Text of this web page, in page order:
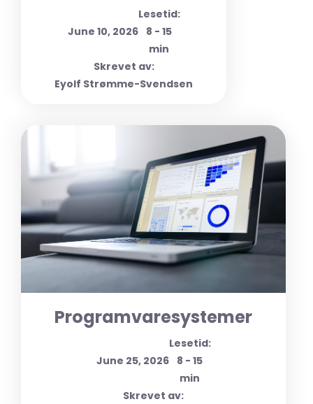
June 10, 2026
Lesetid:
8 - 15
min
Skrevet av:
Eyolf Strømme-Svendsen
Programvaresystemer
June 25, 2026
Lesetid:
8 - 15
min
Skrevet av: